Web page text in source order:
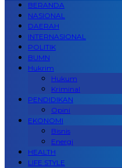
BERANDA
NASIONAL
DAERAH
INTERNASIONAL
POLITIK
BUMN
Hukrim
Hukum
Kriminal
PENDIDIKAN
Opini
EKONOMI
Bisnis
Energi
HEALTH
LIFE STYLE